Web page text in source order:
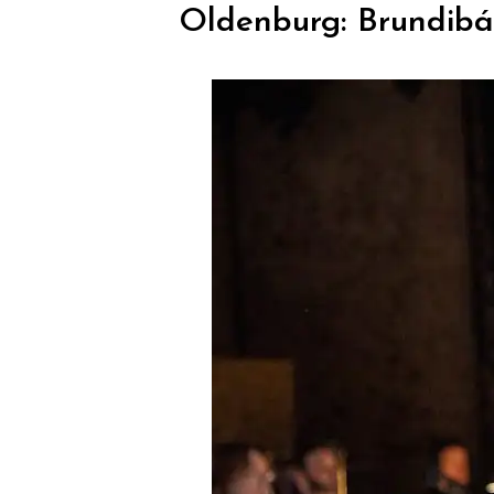
Oldenburg: